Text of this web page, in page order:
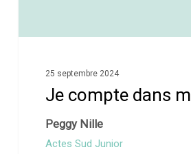
25 septembre 2024
Je compte dans
Peggy Nille
Actes Sud Junior